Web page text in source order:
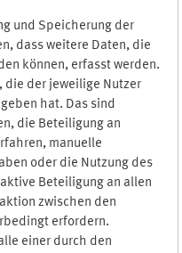
und Speicherung der
dass weitere Daten, die
können, erfasst werden.
die der jeweilige Nutzer
hat. Das sind
die Beteiligung an
manuelle
oder die Nutzung des
Beteiligung an allen
zwischen den
erfordern.
einer durch den